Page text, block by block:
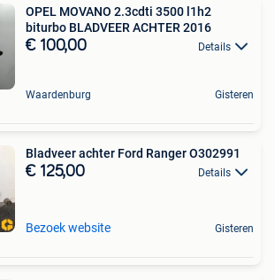
OPEL MOVANO 2.3cdti 3500 l1h2
biturbo BLADVEER ACHTER 2016
€ 100,00 Details
Waardenburg Gisteren
Bladveer achter Ford Ranger O302991
€ 125,00 Details
Bezoek website Gisteren